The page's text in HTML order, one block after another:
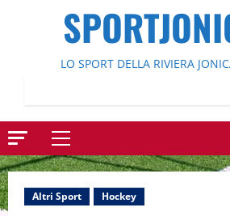
LO SPORT DELLA RIVIERA
Menu
principale
Altri Sport Hockey